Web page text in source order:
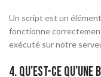
Un script est un
fonctionne
exécuté sur notre
4. Qu’est-ce